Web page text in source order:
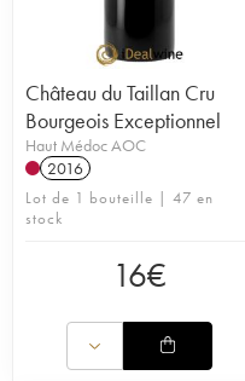
Château du Taillan Cru
Bourgeois Exceptionnel
Haut Médoc AOC
2016
Lot de 1 bouteille | 47 en
stock
16€